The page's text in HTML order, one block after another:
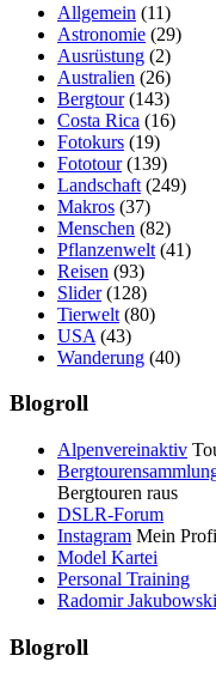
Allgemein (11)
Astronomie (29)
Ausrüstung (2)
Australien (26)
Bergtour(143)
Costa Rica (16)
Fotokurs (19)
Fototour(139)
Landschaft (249)
Makros (37)
Menschen (82)
Pflanzenwelt (41)
Reisen (93)
Slider(128)
Tierwelt (80)
USA (43)
Wanderung (40)
Blogroll
Alpenvereinaktiv
Bergtouren raus
DSLR-Forum
Instagram Mein
Model Kartei
Personal Training
Radomir Jakubowski
Blogroll